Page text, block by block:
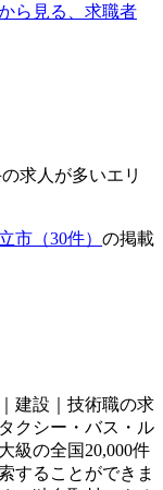
ら見る、求職者
求人が多いエリ
市（30件） の掲載
建設｜技術職の求
クシー・バス・ル
級の全国20,000件
することができま